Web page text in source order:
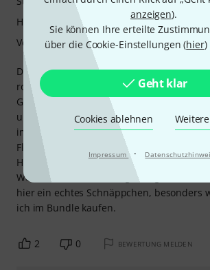
anzeigen).
Sie können Ihre erteilte
über die Cookie-Einstellungen (hier)
Geht klar
Cookies ablehnen
Impressum ·
Das Case sitzt passgenau und hat kein
robust, angenehm schwer, was ich bei
Größe schätze, da es verhindert, dass
unsanft behandeln. Der Griff oben
im Vergleich zu den seitlichen Griffen der
Flightcases. Ich habe für diesen Verstärker
Hersteller gefunden, der ein passendes
Wenn Sie also kein maßgefertigtes Case
hier ein echtes Schnäppchen, besonders
ich im Bundle kaufen.
Handling
Verarbeitung
2 0 BEWERTUNG MELDEN